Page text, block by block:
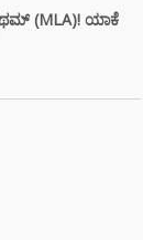
(MLA)! ಯಾಕೆ